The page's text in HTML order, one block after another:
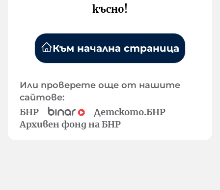
късно!
Към начална страница
Или проверете още от нашите
сайтове:
БНР
Детското.БНР
Архивен фонд на БНР